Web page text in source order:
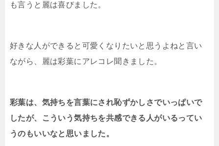
も言うと麗は喜びました。
好きな人ができると可愛くなりたいと思うよねと言い
ながら、麗は彩葉にアレコレ聞きました。
彩葉は、気持ちを言葉にされ恥ずかしさでいっぱいで
したが、こういう気持ちを共感できる人がいるってい
うのもいいなと思いました。